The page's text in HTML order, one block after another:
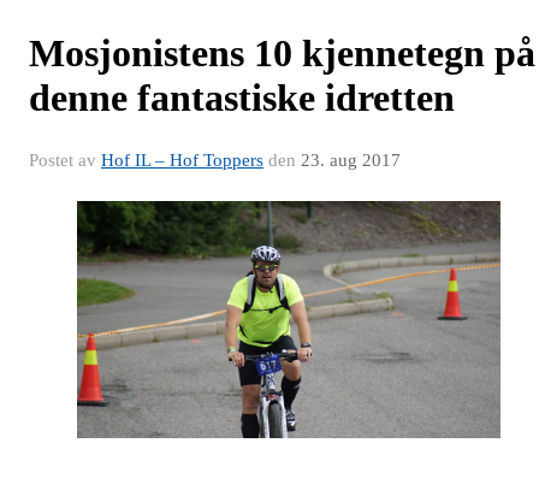
Mosjonistens 10 kjennetegn på
denne fantastiske idretten
Postet av Hof IL – Hof Toppers den 23. aug 2017